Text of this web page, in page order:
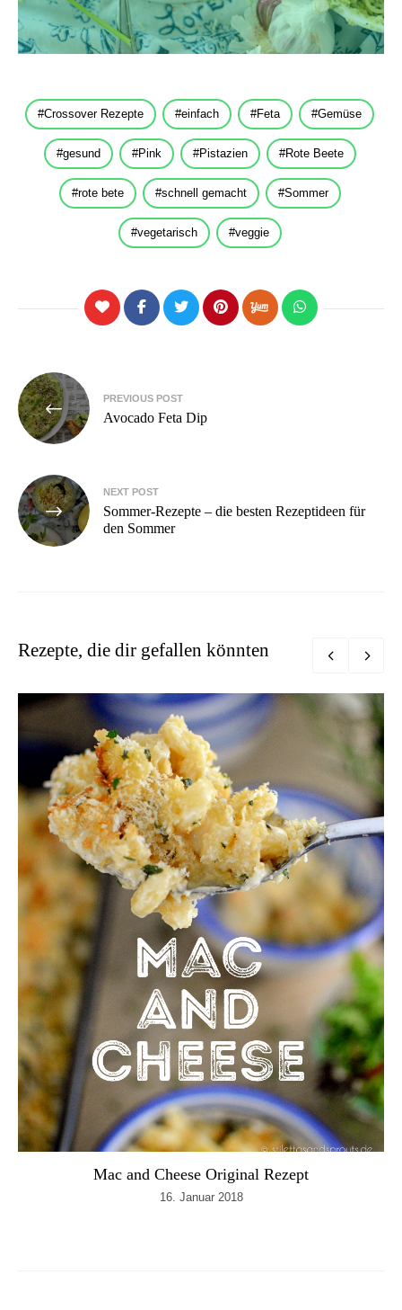
Crossover Rezepte einfach Feta Gemüse
gesund Pink Pistazien Rote Beete
rote bete schnell gemacht Sommer
vegetarisch veggie
Beitragsnavigation
PREVIOUS POST
Avocado Feta Dip
NEXT POST
Sommer-Rezepte – die besten Rezeptideen für
den Sommer
Rezepte, die dir gefallen könnten
Mac and Cheese Original Rezept
16. Januar 2018